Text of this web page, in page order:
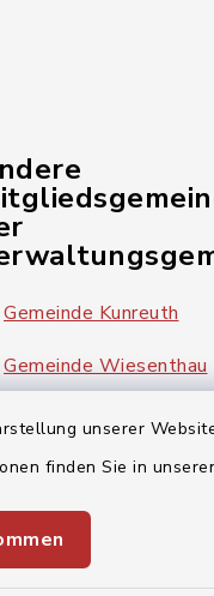
unserer
finden Sie in
Gemeinde Kunreuth
Gemeinde Wiesenthau